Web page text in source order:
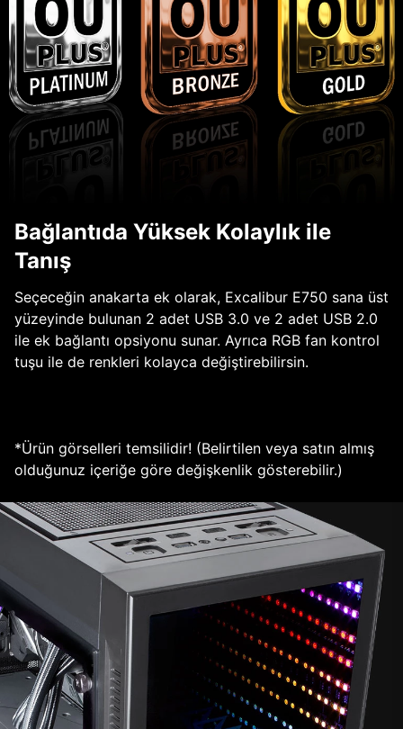
Bağlantıda Yüksek Kolaylık ile
Tanış
Seçeceğin anakarta ek olarak, Excalibur E750 sana üst
yüzeyinde bulunan 2 adet USB 3.0 ve 2 adet USB 2.0
ile ek bağlantı opsiyonu sunar. Ayrıca RGB fan kontrol
tuşu ile de renkleri kolayca değiştirebilirsin.
*Ürün görselleri temsilidir! (Belirtilen veya satın almış
olduğunuz içeriğe göre değişkenlik gösterebilir.)